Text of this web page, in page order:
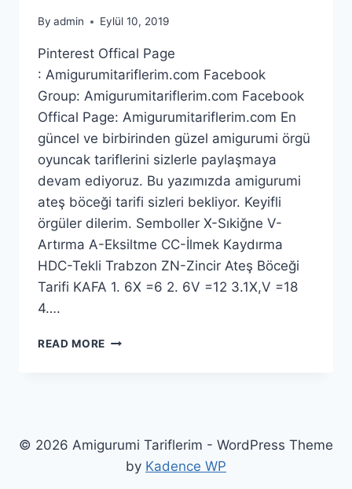
By admin Eylül 10, 2019
Pinterest Offical Page
: Amigurumitariflerim.com Facebook
Group: Amigurumitariflerim.com Facebook
Offical Page: Amigurumitariflerim.com En
güncel ve birbirinden güzel amigurumi örgü
oyuncak tariflerini sizlerle paylaşmaya
devam ediyoruz. Bu yazımızda amigurumi
ateş böceği tarifi sizleri bekliyor. Keyifli
örgüler dilerim. Semboller X-Sıkiğne V-
Artırma A-Eksiltme CC-İlmek Kaydırma
HDC-Tekli Trabzon ZN-Zincir Ateş Böceği
Tarifi KAFA 1. 6X =6 2. 6V =12 3.1X,V =18
4….
READ MORE AMIGURUMI
© 2026 Amigurumi Tariflerim - WordPress Theme
by Kadence WP